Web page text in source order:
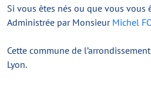
Si vous êtes nés ou que vous vous
Administrée par Monsieur Michel
Cette commune de
Lyon.